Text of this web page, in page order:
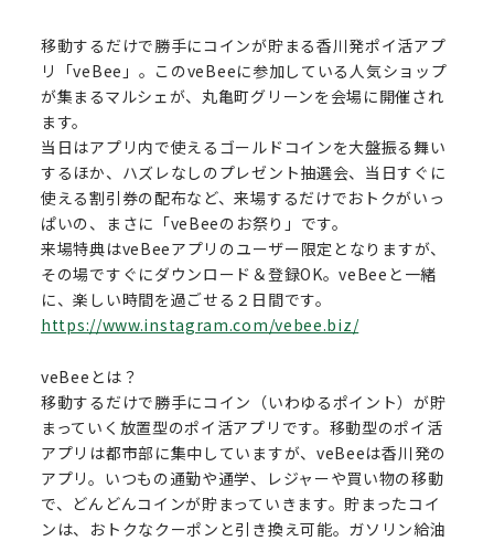
移動するだけで勝手にコインが貯まる香川発ポイ活アプ
リ「veBee」。このveBeeに参加している人気ショップ
が集まるマルシェが、丸亀町グリーンを会場に開催され
ます。
当日はアプリ内で使えるゴールドコインを大盤振る舞い
するほか、ハズレなしのプレゼント抽選会、当日すぐに
使える割引券の配布など、来場するだけでおトクがいっ
ぱいの、まさに「veBeeのお祭り」です。
来場特典はveBeeアプリのユーザー限定となりますが、
その場ですぐにダウンロード＆登録OK。veBeeと一緒
に、楽しい時間を過ごせる２日間です。
https://www.instagram.com/vebee.biz/
veBeeとは？
移動するだけで勝手にコイン（いわゆるポイント）が貯
まっていく放置型のポイ活アプリです。移動型のポイ活
アプリは都市部に集中していますが、veBeeは香川発の
アプリ。いつもの通勤や通学、レジャーや買い物の移動
で、どんどんコインが貯まっていきます。貯まったコイ
ンは、おトクなクーポンと引き換え可能。ガソリン給油